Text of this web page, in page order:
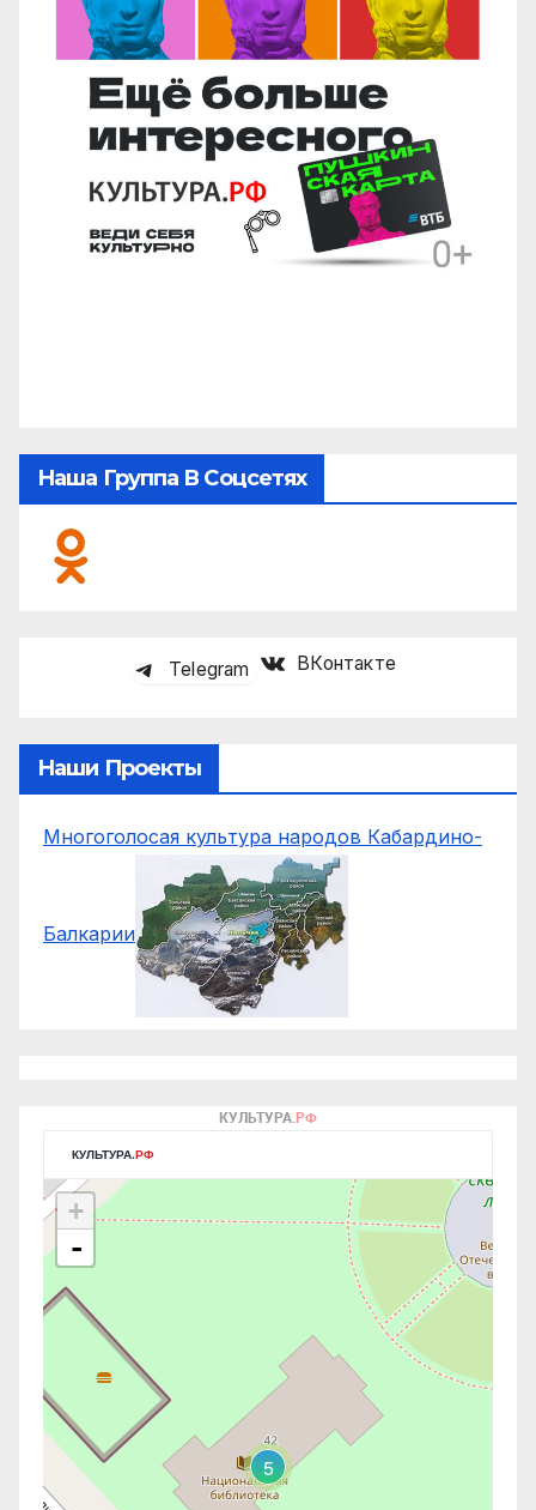
Наша Группа В Соцсетях
Telegram ВКонтакте
Наши Проекты
Многоголосая культура народов Кабардино-
Балкарии